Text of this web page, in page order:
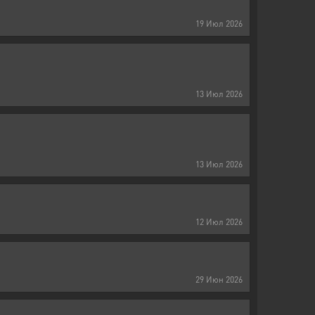
19 Июл 2026
13 Июл 2026
13 Июл 2026
12 Июл 2026
29 Июн 2026